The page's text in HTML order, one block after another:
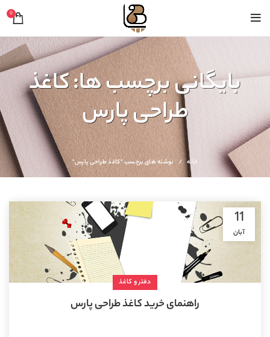
0
بایگانی برچسب ها: کاغذ
طراحی پارس
خانه نوشته های برچسب "کاغذ طراحی پارس"
11
آبان
دفتر و کاغذ
راهنمای خرید کاغذ طراحی پارس